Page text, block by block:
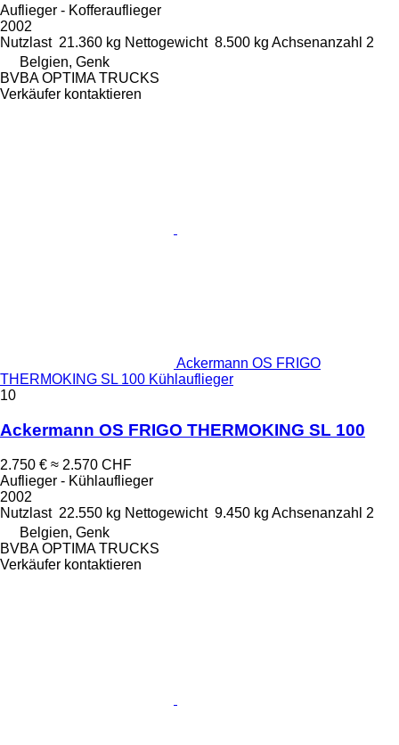
Auflieger - Kofferauflieger
2002
Nutzlast 21.360 kg Nettogewicht 8.500 kg Achsenanzahl 2
Belgien, Genk
BVBA OPTIMA TRUCKS
Verkäufer kontaktieren
Ackermann OS FRIGO
THERMOKING SL 100 Kühlauflieger
10
Ackermann OS FRIGO THERMOKING SL 100
2.750 € ≈ 2.570 CHF
Auflieger - Kühlauflieger
2002
Nutzlast 22.550 kg Nettogewicht 9.450 kg Achsenanzahl 2
Belgien, Genk
BVBA OPTIMA TRUCKS
Verkäufer kontaktieren